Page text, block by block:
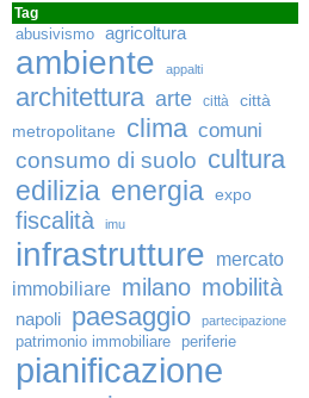
Tag
abusivismo agricoltura
ambiente appalti
architettura arte città
città
metropolitane
clima comuni
consumo di suolo cultura
edilizia energia expo
fiscalità imu
infrastrutture
mercato
immobiliare milano mobilità
napoli paesaggio partecipazione
patrimonio immobiliare periferie
pianificazione